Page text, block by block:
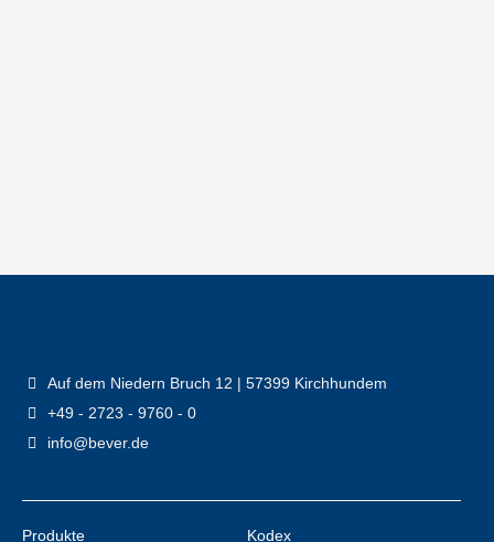
Auf dem Niedern Bruch 12 | 57399 Kirchhundem
+49 - 2723 - 9760 - 0
info@bever.de
Produkte
Kodex